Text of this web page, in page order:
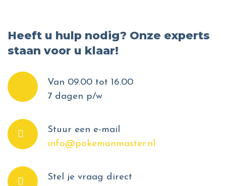
Heeft u hulp nodig? Onze experts
staan voor u klaar!
Van 09.00 tot 16.00
7 dagen p/w
Stuur een e-mail
info@pokemonmaster.nl
Stel je vraag direct